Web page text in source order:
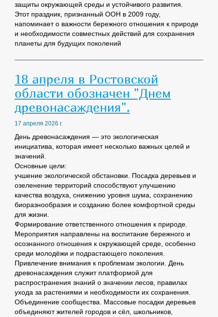
защиты окружающей среды и устойчивого развития.
Этот праздник, признанный ООН в 2009 году,
напоминает о важности бережного отношения к природе
и необходимости совместных действий для сохранения
планеты для будущих поколений
18 апреля в Ростовской
области обозначен "Днем
древонасаждения".
17 апреля 2026 г.
День древонасаждения — это экологическая
инициатива, которая имеет несколько важных целей и
значений.
Основные цели:
учшение экологической обстановки. Посадка деревьев и
озеленение территорий способствуют улучшению
качества воздуха, снижению уровня шума, сохранению
биоразнообразия и созданию более комфортной среды
для жизни.
Формирование ответственного отношения к природе.
Мероприятия направлены на воспитание бережного и
осознанного отношения к окружающей среде, особенно
среди молодёжи и подрастающего поколения.
Привлечение внимания к проблемам экологии. День
древонасаждения служит платформой для
распространения знаний о значении лесов, правилах
ухода за растениями и необходимости их сохранения.
Объединение сообщества. Массовые посадки деревьев
объединяют жителей городов и сёл, школьников,